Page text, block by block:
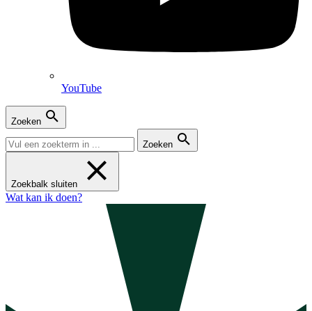
YouTube
Zoeken
Zoeken
Zoekbalk sluiten
Wat kan ik doen?